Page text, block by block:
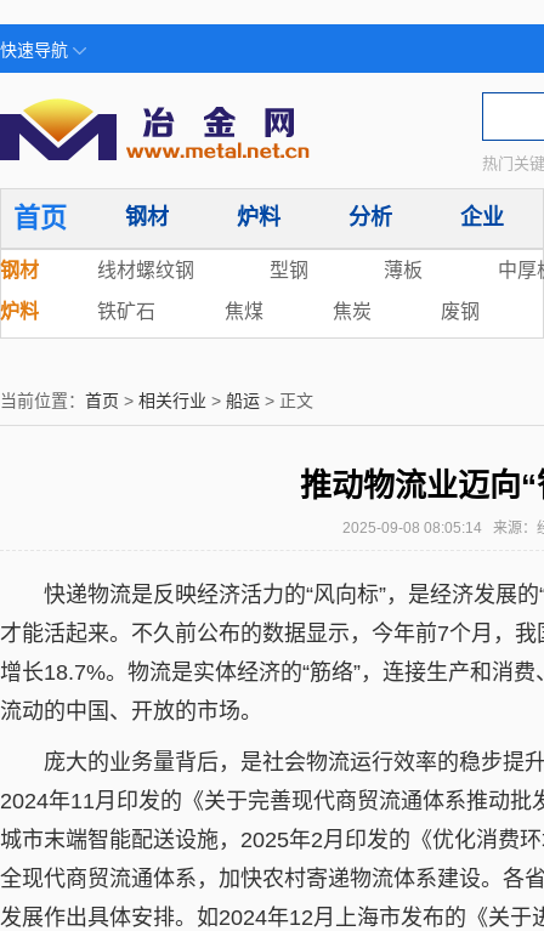
快速导航
热门关
首页 钢材 炉料 分析 企业
钢材 线材螺纹钢 型钢 薄板
中厚
炉料
铁矿石 焦煤 焦炭 废钢
当前位置： 首页 > 相关行业 > 船运 > 正文
推动物流业迈向
2025-09-08 08:05:14 来源
快递物流是反映经济活力的“风向标”，是经济发展
才能活起来。不久前公布的数据显示，今年前7个月，
增长18.7%。物流是实体经济的“筋络”，连接生产和消
流动的中国、开放的市场。
庞大的业务量背后，是社会物流运行效率的稳步提
2024年11月印发的《关于完善现代商贸流通体系推动
城市末端智能配送设施，2025年2月印发的《优化消费
全现代商贸流通体系，加快农村寄递物流体系建设。各
发展作出具体安排。如2024年12月上海市发布的《关